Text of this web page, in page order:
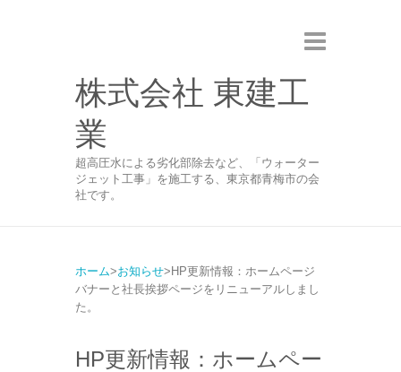
株式会社 東建工
業
超高圧水による劣化部除去など、「ウォーター
ジェット工事」を施工する、東京都青梅市の会
社です。
ホーム お知らせ
HP更新情報：ホームページ
バナーと社長挨拶ページをリニューアルしまし
た。
HP更新情報：ホームペー